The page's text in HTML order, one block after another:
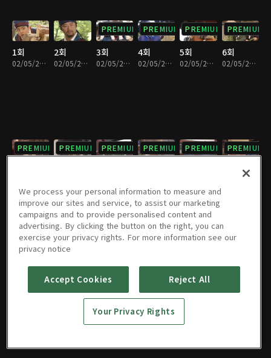
1회
02/05/2021 • 1시간 19분
2회
02/05/2021 • 1시간 15분
PREMIUM
3회
02/05/2021 • 1시간 11분
PREMIUM
4회
02/05/2021 • 1시간 17분
PREMIUM
5회
02/05/2021 • 1시간 4분
PREMIUM
6회
02/05/2021 • 1시간 4분
PREMIUM PREMIUM PREMIUM PREMIUM PREMIUM PREMIUM
PREMIUM
13회
02/05/2021 • 1시간 4분
PREMIUM
14회
PREMIUM
15회
PREMIUM
16회
PREMIUM
17회 18회
PREMIUM
02/05/2021 • 1시간 5분
We process your personal information to measure and
improve our sites and service, to assist our marketing
campaigns and to provide personalised content and
advertising. By clicking the button on the right, you can
exercise your privacy rights. For more information see our
privacy notice
Accept Cookies Reject All
Your Privacy Rights